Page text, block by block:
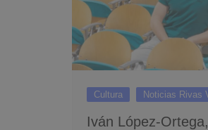
Cultura Noticias Rivas
Iván López-